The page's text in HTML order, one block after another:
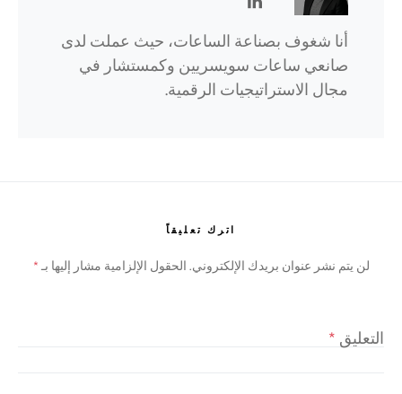
أنا شغوف بصناعة الساعات، حيث عملت لدى
صانعي ساعات سويسريين وكمستشار في
مجال الاستراتيجيات الرقمية.
اترك تعليقاً
لن يتم نشر عنوان بريدك الإلكتروني. الحقول الإلزامية مشار إليها بـ *
التعليق *